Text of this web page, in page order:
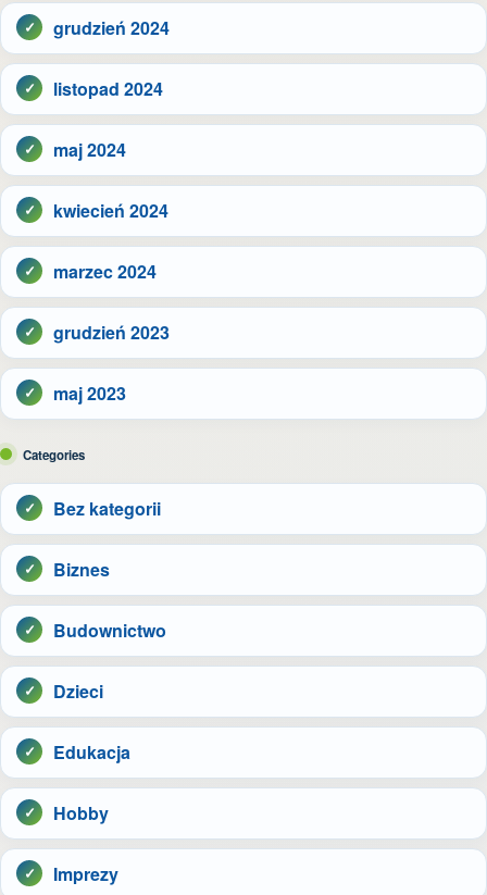
grudzień 2024
listopad 2024
maj 2024
kwiecień 2024
marzec 2024
grudzień 2023
maj 2023
Categories
Bez kategorii
Biznes
Budownictwo
Dzieci
Edukacja
Hobby
Imprezy